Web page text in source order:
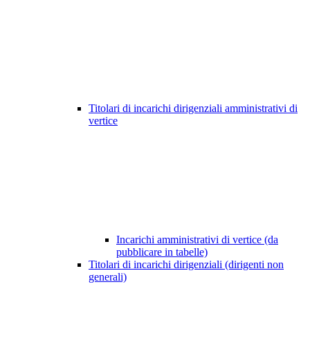
Titolari di incarichi dirigenziali amministrativi di
vertice
Incarichi amministrativi di vertice (da
pubblicare in tabelle)
Titolari di incarichi dirigenziali (dirigenti non
generali)